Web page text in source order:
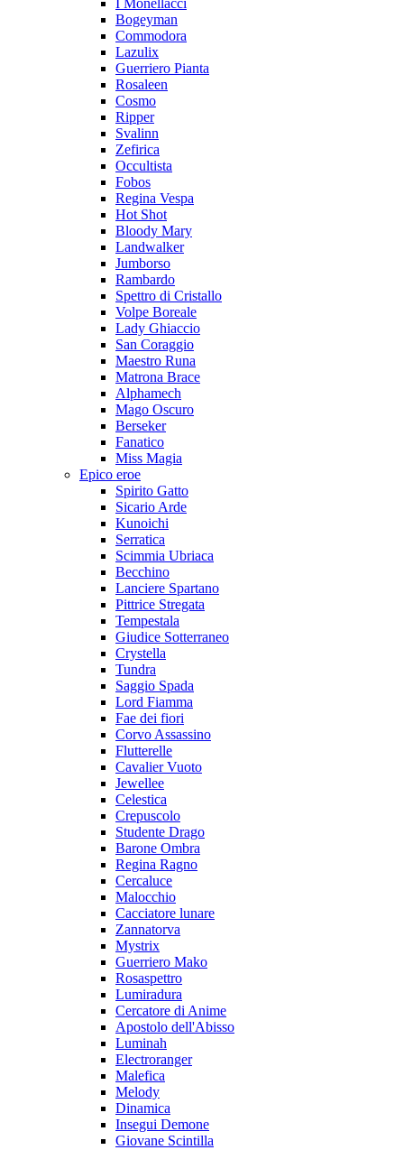
I Monellacci
Bogeyman
Commodora
Lazulix
Guerriero Pianta
Rosaleen
Cosmo
Ripper
Svalinn
Zefirica
Occultista
Fobos
Regina Vespa
Hot Shot
Bloody Mary
Landwalker
Jumborso
Rambardo
Spettro di Cristallo
Volpe Boreale
Lady Ghiaccio
San Coraggio
Maestro Runa
Matrona Brace
Alphamech
Mago Oscuro
Berseker
Fanatico
Miss Magia
Epico eroe
Spirito Gatto
Sicario Arde
Kunoichi
Serratica
Scimmia Ubriaca
Becchino
Lanciere Spartano
Pittrice Stregata
Tempestala
Giudice Sotterraneo
Crystella
Tundra
Saggio Spada
Lord Fiamma
Fae dei fiori
Corvo Assassino
Flutterelle
Cavalier Vuoto
Jewellee
Celestica
Crepuscolo
Studente Drago
Barone Ombra
Regina Ragno
Cercaluce
Malocchio
Cacciatore lunare
Zannatorva
Mystrix
Guerriero Mako
Rosaspettro
Lumiradura
Cercatore di Anime
Apostolo dell'Abisso
Luminah
Electroranger
Malefica
Melody
Dinamica
Insegui Demone
Giovane Scintilla